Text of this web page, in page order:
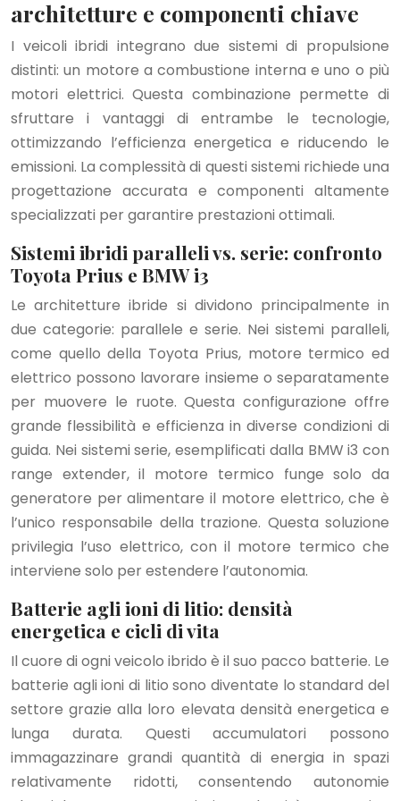
architetture e componenti chiave
I veicoli ibridi integrano due sistemi di propulsione
distinti: un motore a combustione interna e uno o più
motori elettrici. Questa combinazione permette di
sfruttare i vantaggi di entrambe le tecnologie,
ottimizzando l’efficienza energetica e riducendo le
emissioni. La complessità di questi sistemi richiede una
progettazione accurata e componenti altamente
specializzati per garantire prestazioni ottimali.
Sistemi ibridi paralleli vs. serie: confronto
Toyota Prius e BMW i3
Le architetture ibride si dividono principalmente in
due categorie: parallele e serie. Nei sistemi paralleli,
come quello della Toyota Prius, motore termico ed
elettrico possono lavorare insieme o separatamente
per muovere le ruote. Questa configurazione offre
grande flessibilità e efficienza in diverse condizioni di
guida. Nei sistemi serie, esemplificati dalla BMW i3 con
range extender, il motore termico funge solo da
generatore per alimentare il motore elettrico, che è
l’unico responsabile della trazione. Questa soluzione
privilegia l’uso elettrico, con il motore termico che
interviene solo per estendere l’autonomia.
Batterie agli ioni di litio: densità
energetica e cicli di vita
Il cuore di ogni veicolo ibrido è il suo pacco batterie. Le
batterie agli ioni di litio sono diventate lo standard del
settore grazie alla loro elevata densità energetica e
lunga durata. Questi accumulatori possono
immagazzinare grandi quantità di energia in spazi
relativamente ridotti, consentendo autonomie